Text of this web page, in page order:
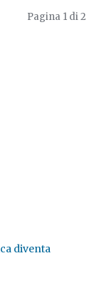
Pagina 1 di 2
diventa